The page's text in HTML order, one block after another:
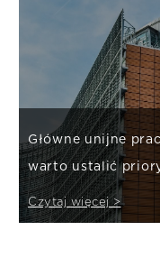
Główne unijne
warto ustalić
Czytaj więcej >